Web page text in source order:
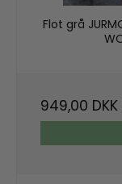
Flot grå
949,00 DKK